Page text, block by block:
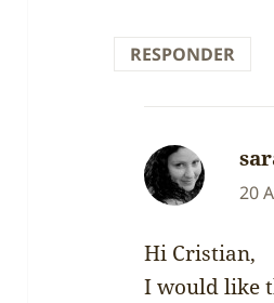
RESPONDER
20
Hi Cristian,
I would like